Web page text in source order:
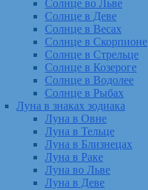
Солнце во Льве
Солнце в Деве
Солнце в Весах
Солнце в Скорпионе
Солнце в Стрельце
Солнце в Козероге
Солнце в Водолее
Солнце в Рыбах
Луна в знаках зодиака
Луна в Овне
Луна в Тельце
Луна в Близнецах
Луна в Раке
Луна во Льве
Луна в Деве